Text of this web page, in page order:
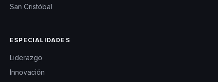
San Cristóbal
ESPECIALIDADES
Liderazgo
Innovación